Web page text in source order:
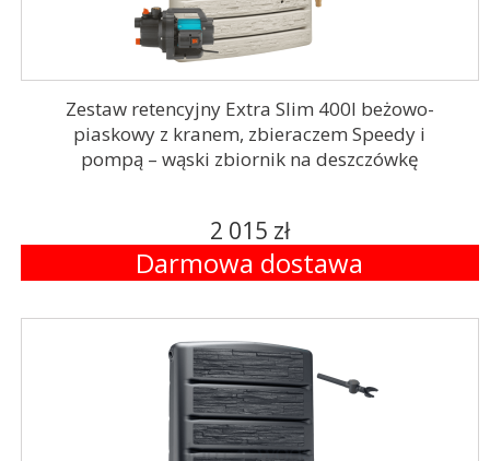
Zestaw retencyjny Extra Slim 400l beżowo-
piaskowy z kranem, zbieraczem Speedy i
pompą – wąski zbiornik na deszczówkę
2 015 zł
Darmowa dostawa